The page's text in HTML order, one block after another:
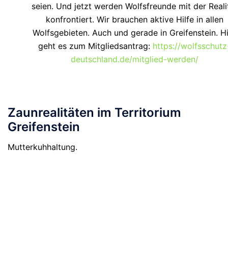
seien. Und jetzt werden Wolfsfreunde mit der
konfrontiert. Wir brauchen aktive Hilfe in allen
Wolfsgebieten. Auch und gerade in Greifenstein.
geht es zum Mitgliedsantrag: https://
deutschland.de/mitglied-werden/
Zaunrealitäten im Territorium
Greifenstein
Mutterkuhhaltung.